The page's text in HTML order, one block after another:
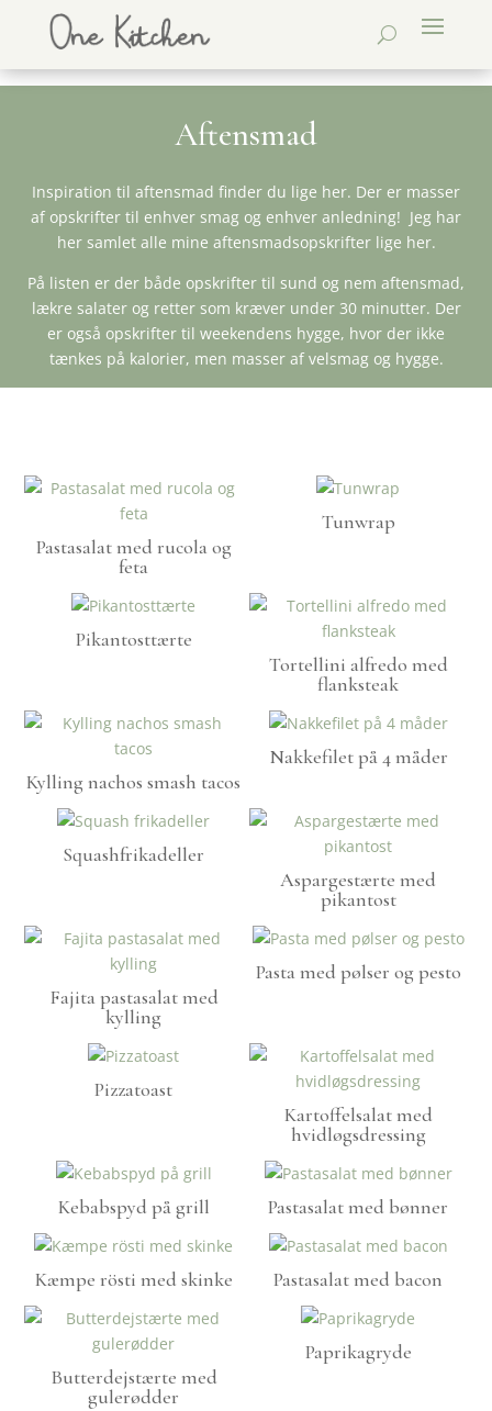
Aftensmad
Inspiration til aftensmad finder du lige her. Der er masser
af opskrifter til enhver smag og enhver anledning! Jeg har
her samlet alle mine aftensmadsopskrifter lige her.
På listen er der både opskrifter til sund og nem aftensmad,
lækre salater og retter som kræver under 30 minutter. Der
er også opskrifter til weekendens hygge, hvor der ikke
tænkes på kalorier, men masser af velsmag og hygge.
Pastasalat med rucola og
feta
Tunwrap
Pikantosttærte
Tortellini alfredo med
flanksteak
Kylling nachos smash tacos
Nakkefilet på 4 måder
Squashfrikadeller
Aspargestærte med
pikantost
Fajita pastasalat med
kylling
Pasta med pølser og pesto
Pizzatoast
Kartoffelsalat med
hvidløgsdressing
Kebabspyd på grill Pastasalat med bønner
Kæmpe rösti med skinke Pastasalat med bacon
Butterdejstærte med
gulerødder
Paprikagryde